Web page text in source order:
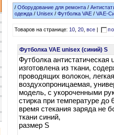
/Оборудование для ремонта /
одежда/Unisex /Футболка VAE /VAE-
Товаров на странице:10,20,все
Футболка VAE unisex (синий) S
Футболка антистатическая
изготовлена из ткани,
проводящих волокон,
воздухопроницаемая,
модель, с укороченными
стирка при температуре до
время стекания заряда не
ткани синий,
размер S